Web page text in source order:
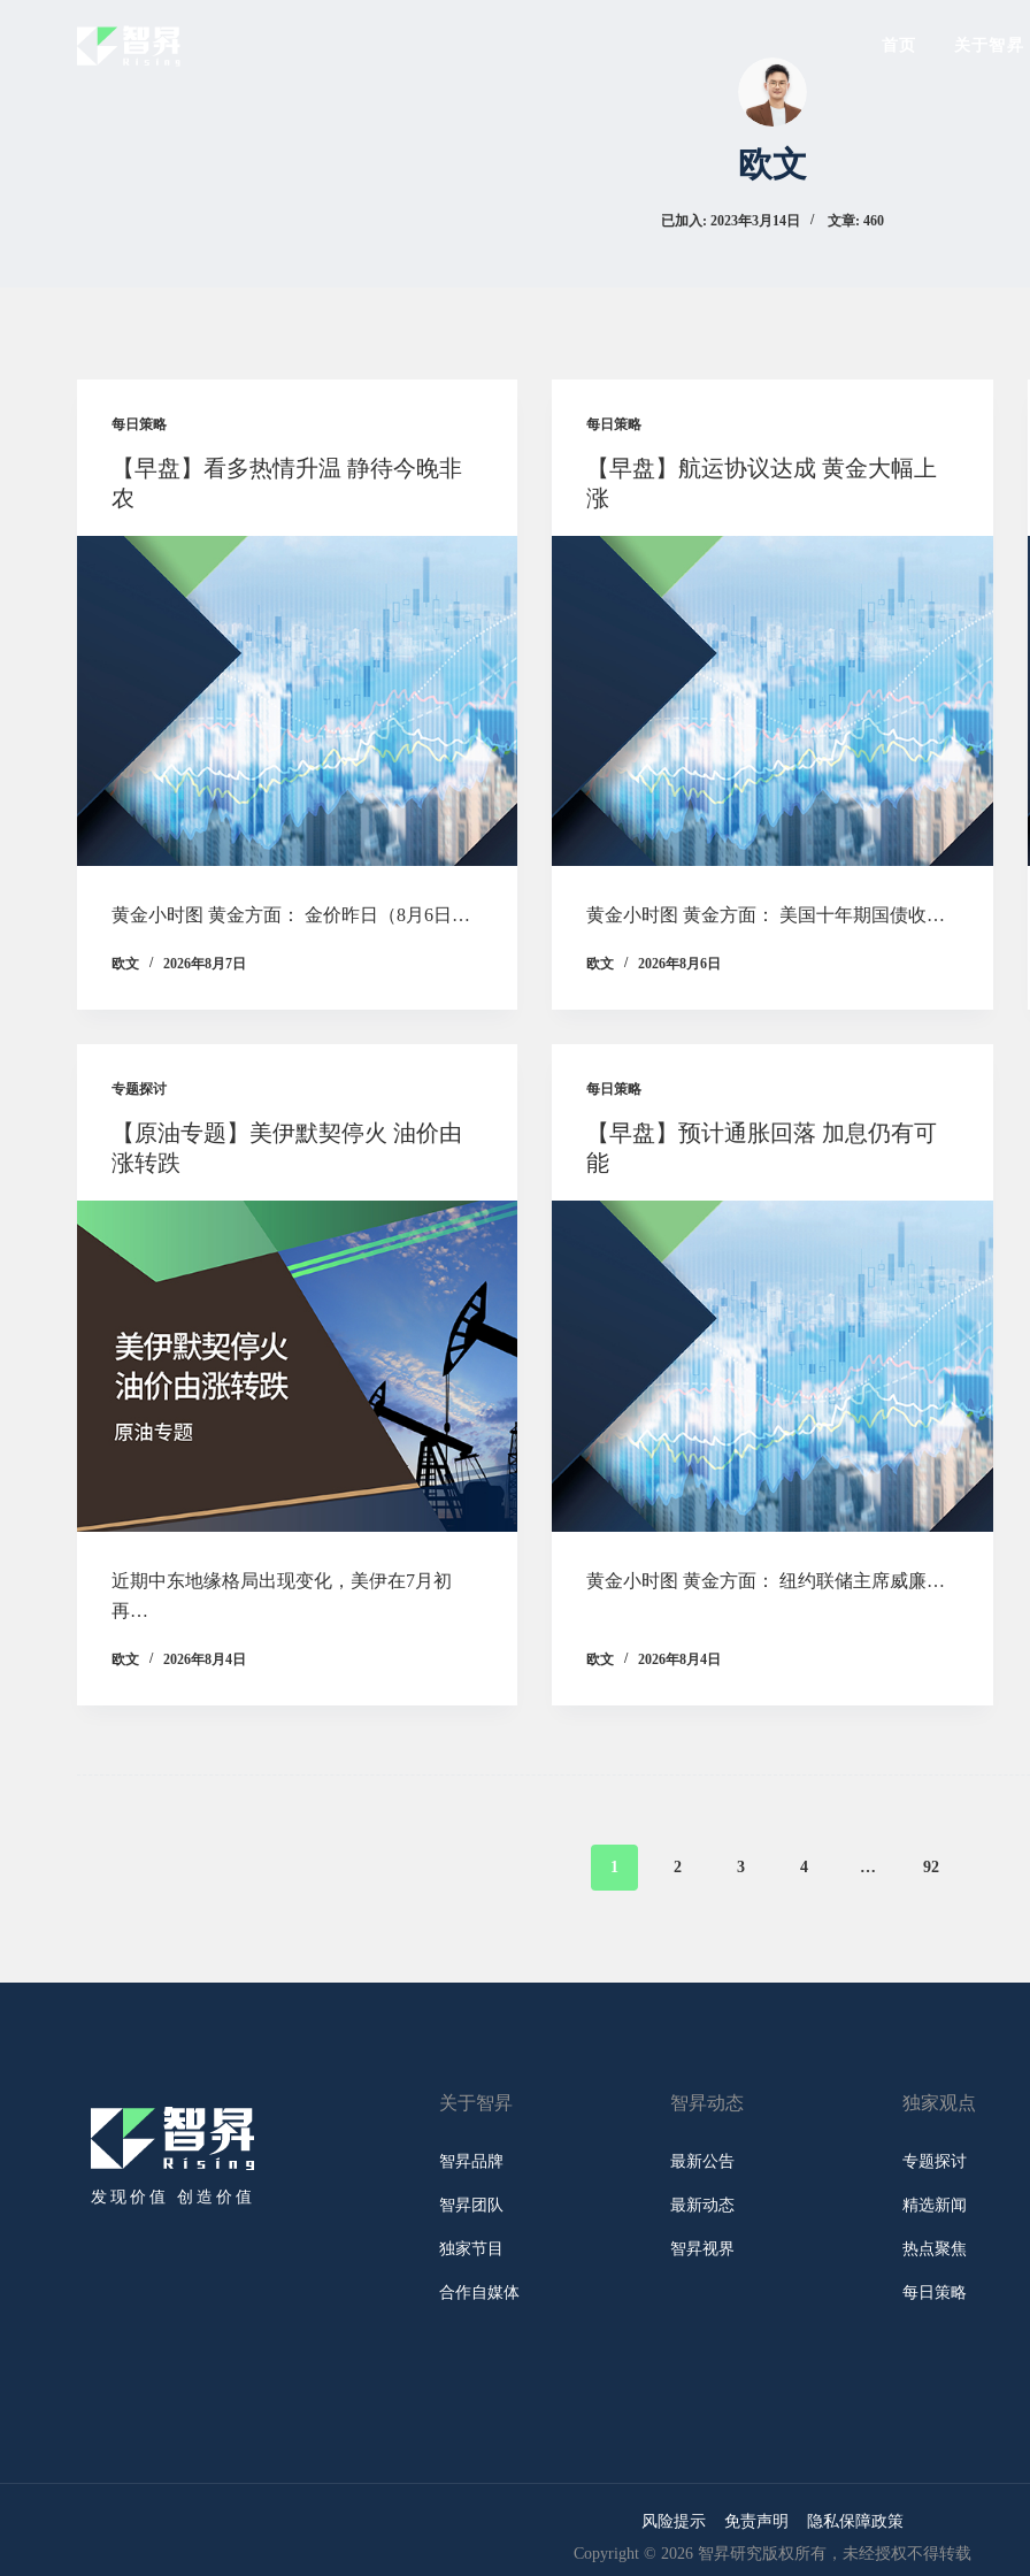
欧文
已加入: 2023年3月14日 文章: 460
每日策略
【早盘】看多热情升温 静待今晚非
农
黄金小时图 黄金方面： 金价昨日（8月6日…
欧文 2026年8月7日
每日策略
【早盘】航运协议达成 黄金大幅上
涨
黄金小时图 黄金方面： 美国十年期国债收…
欧文 2026年8月6日
专题探讨
【原油专题】美伊默契停火 油价由
涨转跌
近期中东地缘格局出现变化，美伊在7月初
再…
欧文 2026年8月4日
每日策略
【早盘】预计通胀回落 加息仍有可
能
黄金小时图 黄金方面： 纽约联储主席威廉…
欧文 2026年8月4日
1 2 3 4 … 92
发现价值 创造价值
关于智昇
智昇品牌
智昇团队
独家节目
合作自媒体
智昇动态
最新公告
最新动态
智昇视界
独家观点
专题探讨
精选新闻
热点聚焦
每日策略
风险提示 免责声明
隐私保障政策
Copyright © 2026 智昇研究版权所有，未经授权不得转载